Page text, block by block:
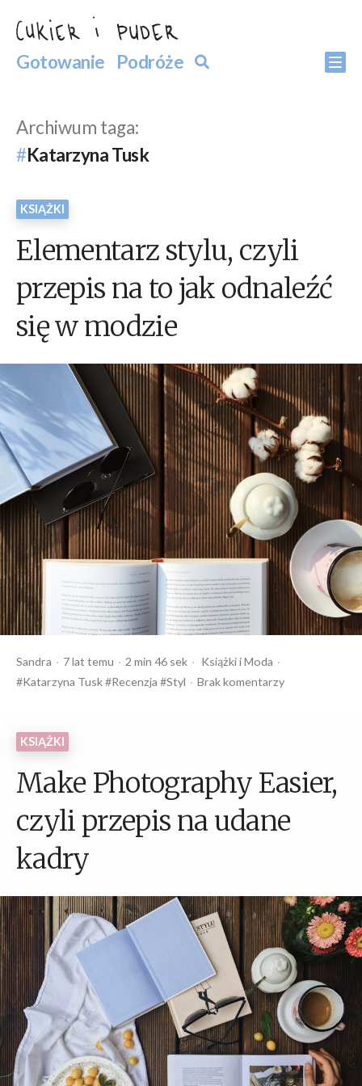
do
treści
Szukaj
Gotowanie Podróże Szukaj
Archiwum taga:
Katarzyna Tusk
KSIĄŻKI
Elementarz stylu, czyli
przepis na to jak odnaleźć
się w modzie
Opublikowany
przez
Sandra 7 lat temu
Czas
czytania
2 min 46 sek
Opublikowany
w
Książki Moda
Katarzyna Tusk
Recenzja Styl Brak komentarzy
KSIĄŻKI
Make Photography Easier,
czyli przepis na udane
kadry